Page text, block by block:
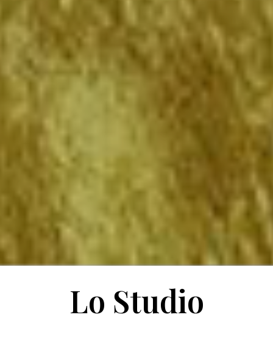
Lo Studio